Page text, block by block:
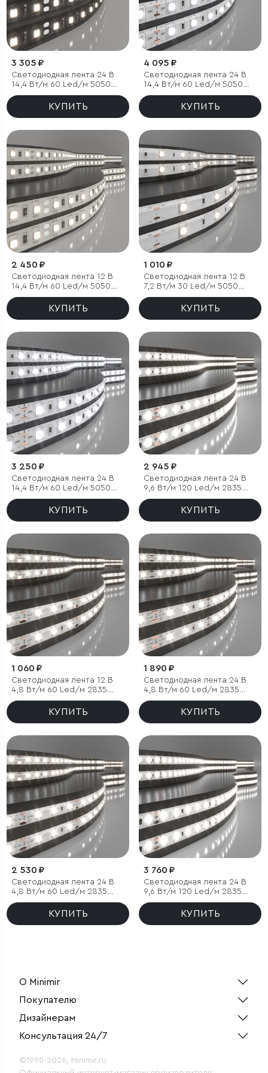
3 305 ₽
Светодиодная лента 24 В
14,4 Вт/м 60 Led/м 5050
IP20, дневной белый 4200K,
Black, 5 мКУПИТЬ
4 095 ₽
Светодиодная лента 24 В
14,4 Вт/м 60 Led/м 5050
IP65, дневной белый 4200K,
КУПИТЬ
2 450 ₽
Светодиодная лента 12 В
14,4 Вт/м 60 Led/м 5050
IP20, дневной белый 4200
КУПИТЬ
1 010 ₽
Светодиодная лента 12 В
7,2 Вт/м 30 Led/м 5050
IP65, дневной белый 4200К,
КУПИТЬ
3 250 ₽
Светодиодная лента 24 В
14,4 Вт/м 60 Led/м 5050
IP20, дневной белый 4200K,
КУПИТЬ
2 945 ₽
Светодиодная лента 24 В
9,6 Вт/м 120 Led/м 2835
IP20, дневной белый 4200K,
КУПИТЬ
1 060 ₽
Светодиодная лента 12 В
4,8 Вт/м 60 Led/м 2835
IP65, дневной белый 4200К,
КУПИТЬ
1 890 ₽
Светодиодная лента 24 В
4,8 Вт/м 60 Led/м 2835
IP20, дневной белый 4200K,
КУПИТЬ
2 530 ₽
Светодиодная лента 24 В
4,8 Вт/м 60 Led/м 2835
IP65, дневной белый 4200K,
КУПИТЬ
3 760 ₽
Светодиодная лента 24 В
9,6 Вт/м 120 Led/м 2835
IP65, дневной белый 4200K,
КУПИТЬ
О Minimir
Покупателю
Дизайнерам
Консультация 24/7
©1998-2026, Minimir.ru